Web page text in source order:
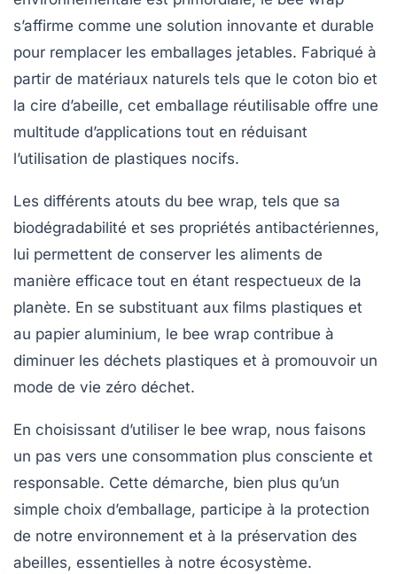
s’affirme comme une solution innovante et durable
pour remplacer les emballages jetables. Fabriqué à
partir de matériaux naturels tels que le coton bio et
la cire d’abeille, cet emballage réutilisable offre une
multitude d’applications tout en réduisant
l’utilisation de plastiques nocifs.
Les différents atouts du bee wrap, tels que sa
biodégradabilité et ses propriétés antibactériennes,
lui permettent de conserver les aliments de
manière efficace tout en étant respectueux de la
planète. En se substituant aux films plastiques et
au papier aluminium, le bee wrap contribue à
diminuer les déchets plastiques et à promouvoir un
mode de vie zéro déchet.
En choisissant d’utiliser le bee wrap, nous faisons
un pas vers une consommation plus consciente et
responsable. Cette démarche, bien plus qu’un
simple choix d’emballage, participe à la protection
de notre environnement et à la préservation des
abeilles, essentielles à notre écosystème.